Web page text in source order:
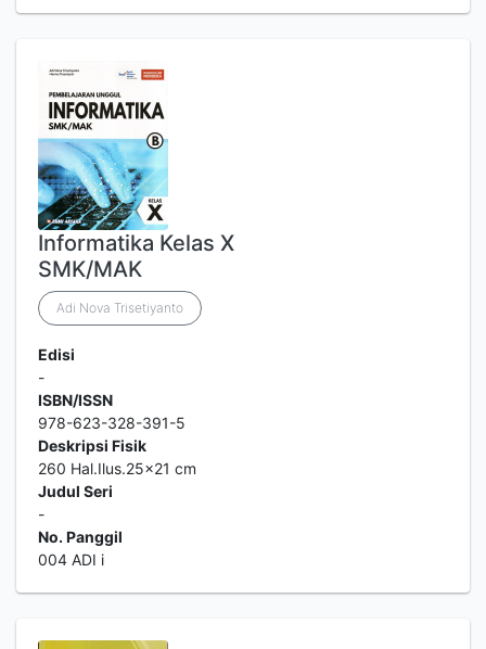
Informatika Kelas X
SMK/MAK
Adi Nova Trisetiyanto
Edisi
-
ISBN/ISSN
978-623-328-391-5
Deskripsi Fisik
260 Hal.Ilus.25x21 cm
Judul Seri
-
No. Panggil
004 ADI i